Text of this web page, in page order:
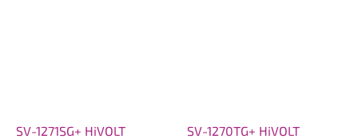
SV-1271SG+ HiVOLT
SV-1270TG+ HiVOLT